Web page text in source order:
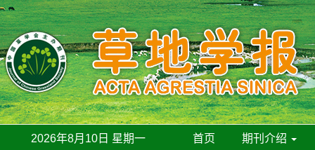
2026年8月10日 星期一 首页 期刊介绍